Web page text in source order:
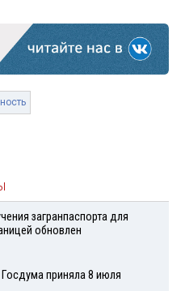
загранпаспорта для
обновлен
приняла 8 июля